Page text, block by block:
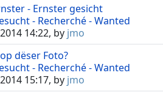
- Ernster gesicht
- Recherché - Wanted
14:22, by jmo
dëser Foto?
- Recherché - Wanted
15:17, by jmo